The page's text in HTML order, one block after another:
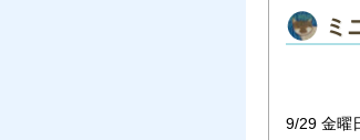
ミ
9/29 金曜